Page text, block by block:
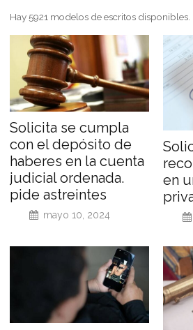
Hay 5921 modelos de escritos disponibles.
Solicita se cumpla
con el depósito de
haberes en la cuenta
judicial ordenada.
pide astreintes
mayo 10, 2024
en